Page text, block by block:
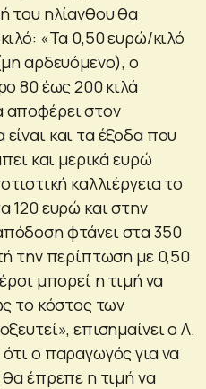
του ηλίανθου θα
«Τα 0,50 ευρώ/κιλό
αρδευόμενο), ο
80 έως 200 κιλά
στον
και τα έξοδα που
και μερικά ευρώ
καλλιέργεια το
120 ευρώ και στην
φτάνει στα 350
την περίπτωση με 0,50
μπορεί η τιμή να
το κόστος των
επισημαίνει ο Λ.
ο παραγωγός για να
θα έπρεπε η τιμή να